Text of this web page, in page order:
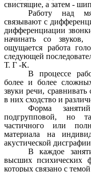
свистящие, а затем -
Работу над
связывают с
дифференциации
начинать со звуков,
ощущается работа
следующей
Т. Г -К.
В процессе
более и более
звуки речи,
в них сходство и
Форма
подгрупповой, но
частичного или
материала на
акустической
В каждое
высших психических
которых связано с